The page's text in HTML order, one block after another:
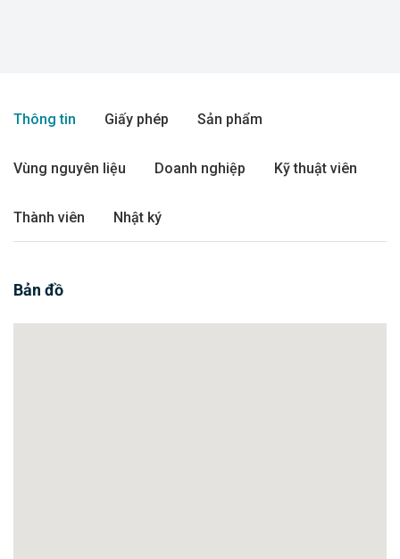
Thông tin Giấy phép Sản phẩm
Vùng nguyên liệu Doanh nghiệp Kỹ thuật viên
Thành viên Nhật ký
Bản đồ